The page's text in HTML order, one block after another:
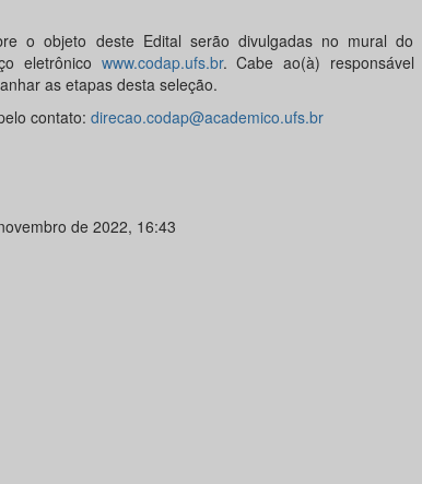
o objeto deste Edital serão divulgadas no mural do
eletrônico www.codap.ufs.br. Cabe ao(à) responsável
as etapas desta seleção.
contato: direcao.codap@academico.ufs.br
de 2022, 16:43